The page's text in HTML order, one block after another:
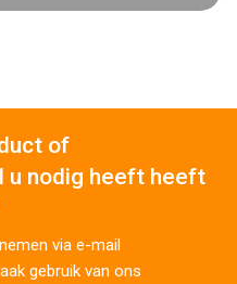
of
u nodig heeft heeft
via e-mail
gebruik van ons